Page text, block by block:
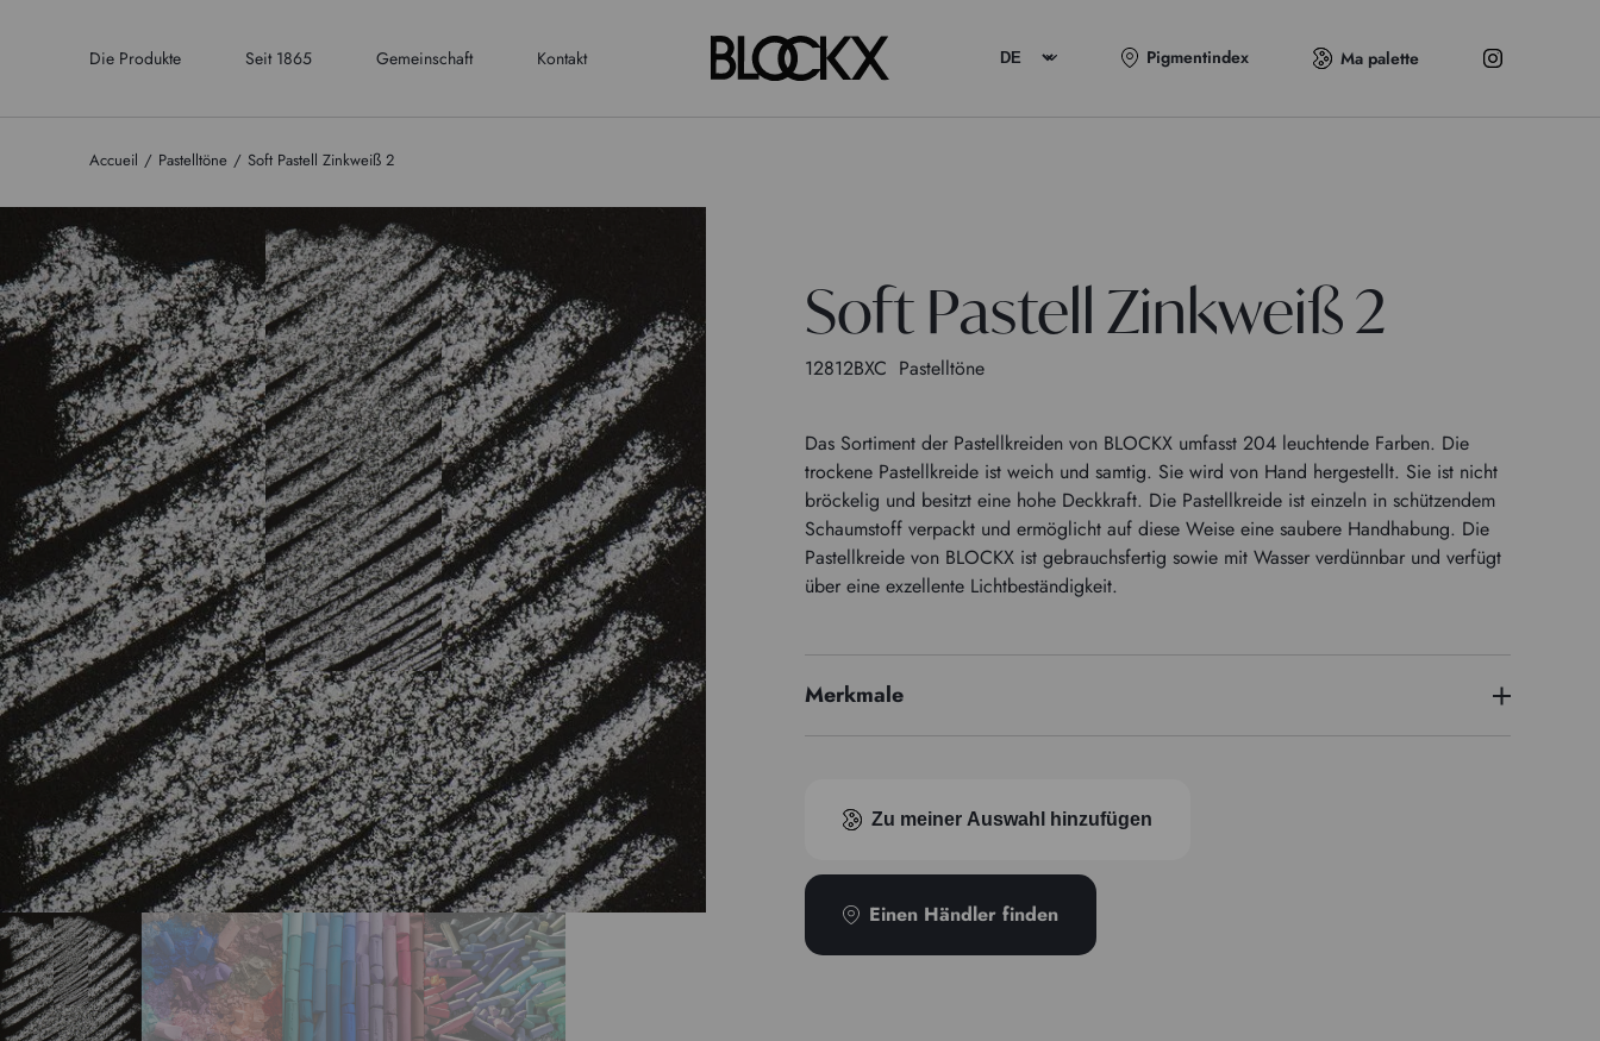
Die Produkte Seit 1865 Gemeinschaft Kontakt Pigmentindex Ma palette
Accueil Pastelltöne Soft Pastell Zinkweiß 2
Soft Pastell Zinkweiß 2
12812BXC Pastelltöne
Das Sortiment der Pastellkreiden von BLOCKX umfasst 204 leuchtende Farben. Die
trockene Pastellkreide ist weich und samtig. Sie wird von Hand hergestellt. Sie ist nicht
bröckelig und besitzt eine hohe Deckkraft. Die Pastellkreide ist einzeln in schützendem
Schaumstoff verpackt und ermöglicht auf diese Weise eine saubere Handhabung. Die
Pastellkreide von BLOCKX ist gebrauchsfertig sowie mit Wasser verdünnbar und verfügt
über eine exzellente Lichtbeständigkeit.
Merkmale
Zu meiner Auswahl hinzufügen
Einen Händler finden